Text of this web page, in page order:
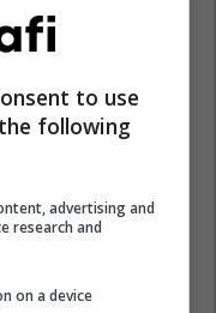
to use
following
advertising and
research and
on a device